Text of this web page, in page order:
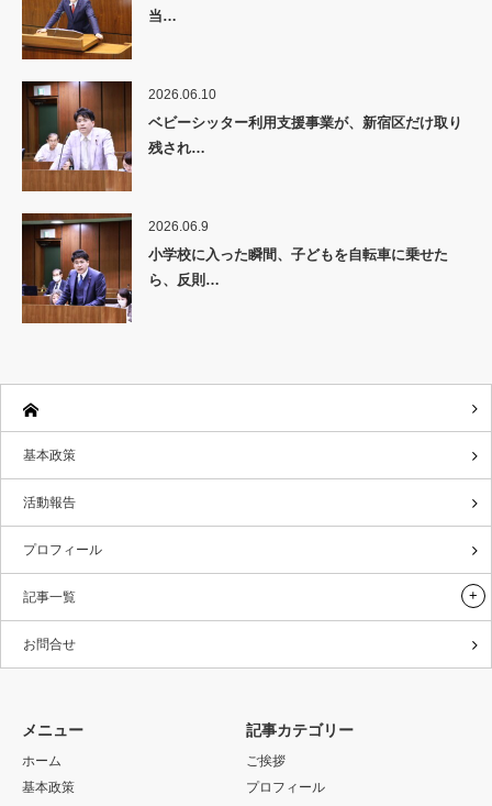
当…
2026.06.10
ベビーシッター利用支援事業が、新宿区だけ取り
残され…
2026.06.9
小学校に入った瞬間、子どもを自転車に乗せた
ら、反則…
基本政策
活動報告
プロフィール
記事一覧
お問合せ
メニュー
ホーム
基本政策
記事カテゴリー
ご挨拶
プロフィール